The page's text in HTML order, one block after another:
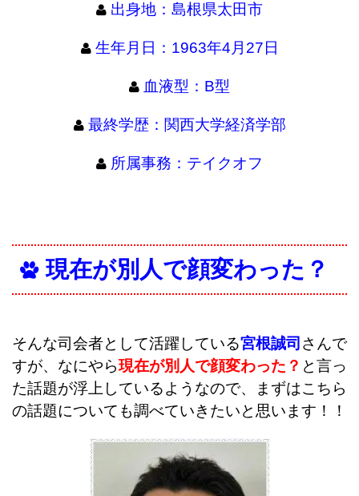
出身地：島根県太田市
生年月日：1963年4月27日
血液型：B型
最終学歴：関西大学経済学部
所属事務：テイクオフ
現在が別人で顔変わった？
そんな司会者として活躍している宮根誠司 さんで
すが、なにやら現在が別人で顔変わった？ と言っ
た話題が浮上しているようなので、まずはこちら
の話題についても調べていきたいと思います！！